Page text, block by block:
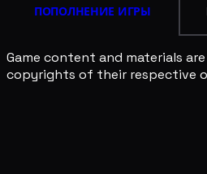
ПОПОЛНЕНИЕ ИГРЫ
Game content and materials
copyrights of their respective